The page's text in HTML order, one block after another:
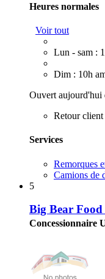
Heures normales
Voir tout
Lun - sam :
Dim : 10h
Ouvert aujourd'hui
Retour client
Services
Remorques
Camions de
5
Big Bear
Concessionnaire